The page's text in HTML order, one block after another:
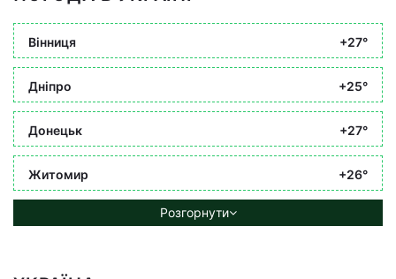
Вінниця +27°
Дніпро +25°
Донецьк +27°
Житомир +26°
Розгорнути